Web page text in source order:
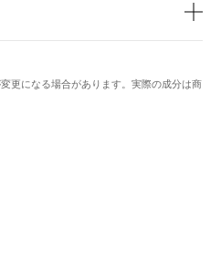
更になる場合があります。実際の成分は商